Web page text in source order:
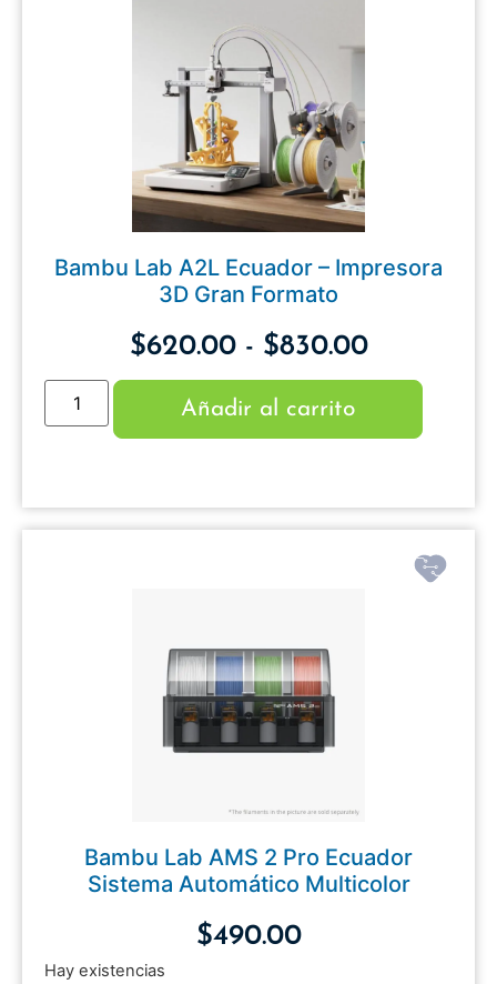
Bambu Lab A2L Ecuador – Impresora
3D Gran Formato
$620.00 - $830.00
Añadir al carrito
Bambu Lab AMS 2 Pro Ecuador
Sistema Automático Multicolor
$490.00
Hay existencias